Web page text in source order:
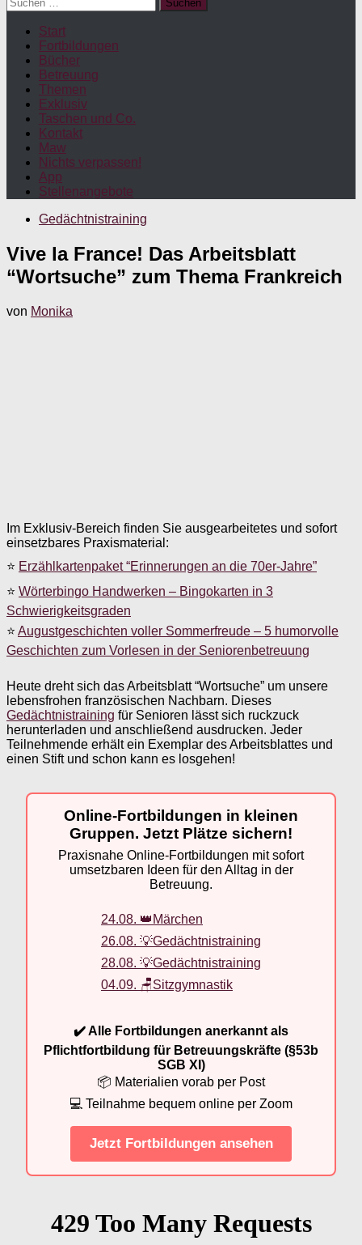
nach:
Start
Fortbildungen
Bücher
Betreuung
Themen
Exklusiv
Taschen und Co.
Kontakt
Maw
Nichts verpassen!
App
Stellenangebote
Gedächtnistraining
Vive la France! Das Arbeitsblatt
“Wortsuche” zum Thema Frankreich
von Monika
Im Exklusiv-Bereich finden Sie ausgearbeitetes und sofort
einsetzbares Praxismaterial:
⭐ Erzählkartenpaket “Erinnerungen an die 70er-Jahre”
⭐ Wörterbingo Handwerken – Bingokarten in 3
Schwierigkeitsgraden
⭐ Augustgeschichten voller Sommerfreude – 5 humorvolle
Geschichten zum Vorlesen in der Seniorenbetreuung
Heute dreht sich das Arbeitsblatt “Wortsuche” um unsere
lebensfrohen französischen Nachbarn. Dieses
Gedächtnistraining für Senioren lässt sich ruckzuck
herunterladen und anschließend ausdrucken. Jeder
Teilnehmende erhält ein Exemplar des Arbeitsblattes und
einen Stift und schon kann es losgehen!
Online-Fortbildungen in kleinen
Gruppen. Jetzt Plätze sichern!
Praxisnahe Online-Fortbildungen mit sofort
umsetzbaren Ideen für den Alltag in der
Betreuung.
24.08. 👑Märchen
26.08. 💡Gedächtnistraining
28.08. 💡Gedächtnistraining
04.09. 🪑Sitzgymnastik
✔️ Alle Fortbildungen anerkannt als
Pflichtfortbildung für Betreuungskräfte (§53b
SGB XI)
📦 Materialien vorab per Post
💻 Teilnahme bequem online per Zoom
Jetzt Fortbildungen ansehen